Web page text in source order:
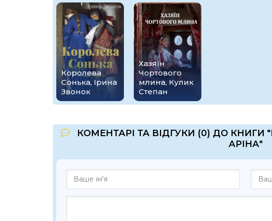
Королева
Сонька, Ірина
Звонок
Хазяїн
Чортового
млина, Кулик
Степан
КОМЕНТАРІ ТА ВІДГУКИ (0) ДО
АРІНА"